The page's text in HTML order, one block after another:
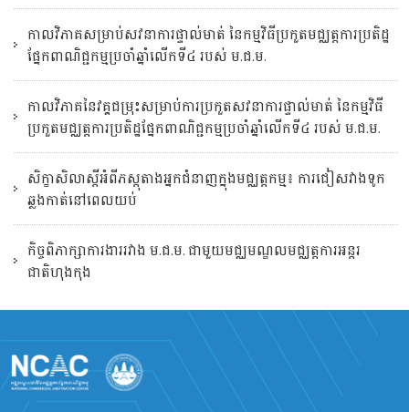
កាលវិភាគសម្រាប់សវនាការផ្ទាល់មាត់ នៃកម្មវិធីប្រកួតមជ្ឈត្តការប្រតិដ្ឋ
ផ្នែកពាណិជ្ជកម្មប្រចាំឆ្នាំលើកទី៤ របស់ ម.ជ.ម.
កាលវិភាគនៃវគ្គជម្រុះសម្រាប់ការប្រកួតសវនាការផ្ទាល់មាត់ នៃកម្មវិធី
ប្រកួតមជ្ឈត្តការប្រតិដ្ឋផ្នែកពាណិជ្ជកម្មប្រចាំឆ្នាំលើកទី៤ របស់ ម.ជ.ម.
សិក្ខាសិលាស្ដីអំពីភស្តុតាងអ្នកជំនាញក្នុងមជ្ឈត្តកម្ម៖ ការជៀសវាងទូក
ឆ្លងកាត់នៅពេលយប់
កិច្ចពិភាក្សាការងាររវាង ម.ជ.ម. ជាមួយមជ្ឈមណ្ឌលមជ្ឈត្តការអន្តរ
ជាតិហុងកុង